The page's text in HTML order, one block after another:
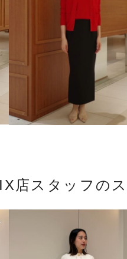
店スタッフの